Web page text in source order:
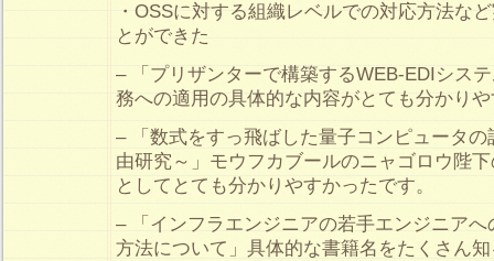
・OSSに対する組織レベルでの対応方法な
とができた
– 「プリザンターで構築するWEB-EDIシス
務への適用の具体的な内容がとても分かり
– 「数式をすっ飛ばした量子コンピュータ
由研究～」モウフカブールのニャゴロウ陛
としてとても分かりやすかったです。
– 「インフラエンジニアの若手エンジニア
方法について」具体的な書籍名をたくさん